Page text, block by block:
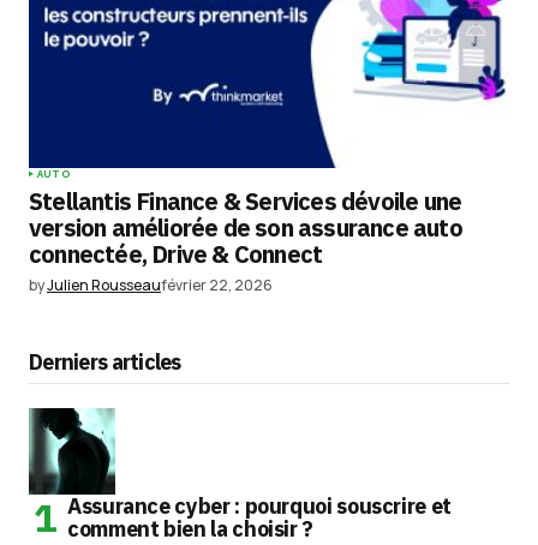
AUTO
Stellantis Finance & Services dévoile une
version améliorée de son assurance auto
connectée, Drive & Connect
byJulien Rousseaufévrier 22, 2026
Derniers articles
Assurance cyber : pourquoi souscrire et
comment bien la choisir ?